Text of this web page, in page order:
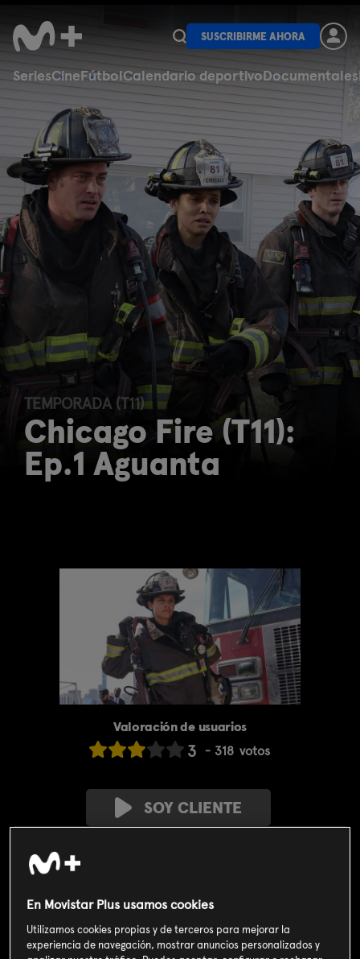
SeriesCineFútbolCalendario deportivoDocumentales
SUSCRIBIRME AHORA
TEMPORADA (T11)
Chicago Fire (T11):
Ep.1 Aguanta
Valoración de usuarios
3 318 votos
SOY CLIENTE
Incluido en elPlan Libre:
Cine y Series 4,99€
Sinopsis
En Movistar Plus usamos cookies
Utilizamos cookies propias y de terceros para mejorar la
experiencia de navegación, mostrar anuncios personalizados y